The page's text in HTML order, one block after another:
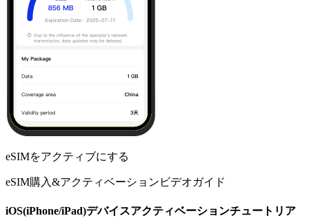
eSIMをアクティブにする
eSIM購入&アクティベーションビデオガイド
iOS(iPhone/iPad)デバイスアクティベーションチュートリア